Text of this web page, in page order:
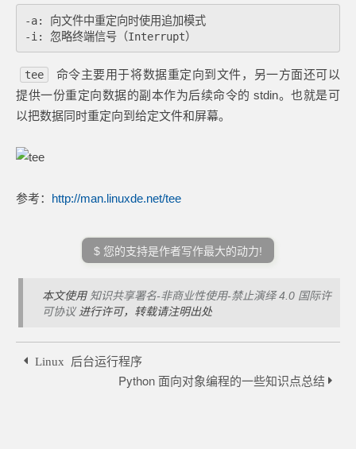
-a: 向文件中重定向时使用追加模式
tee
命令主要用于将数据重定向到文件，另一方面还可以
提供一份重定向数据的副本作为后续命令的 stdin。也就是可
以把数据同时重定向到给定文件和屏幕。
参考： http://man.linuxde.net/tee
$ 您的支持是作者写作最大的动力!
本文使用 知识共享署名-非商业性使用-禁止演绎 4.0 国际许
可协议 进行许可，转载请注明出处
Linux 后台运行程序
Python 面向对象编程的一些知识点总结